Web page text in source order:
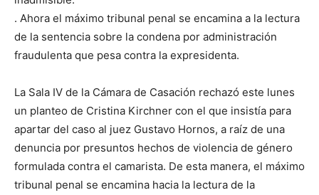
lo
que
se
. Ahora el máximo tribunal penal se encamina a la lectura
de la sentencia sobre la condena por administración
fraudulenta que pesa contra la expresidenta.
La Sala IV de la Cámara de Casación rechazó este lunes
un planteo de Cristina Kirchner con el que insistía para
apartar del caso al juez Gustavo Hornos, a raíz de una
denuncia por presuntos hechos de violencia de género
formulada contra el camarista. De esta manera, el máximo
tribunal penal se encamina hacia la lectura de la